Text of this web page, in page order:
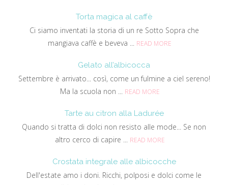
Torta magica al caffè
Ci siamo inventati la storia di un re Sotto Sopra che
mangiava caffè e beveva ... READ MORE
Gelato all’albicocca
Settembre è arrivato... così, come un fulmine a ciel sereno!
Ma la scuola non ... READ MORE
Tarte au citron alla Ladurée
Quando si tratta di dolci non resisto alle mode... Se non
altro cerco di capire ... READ MORE
Crostata integrale alle albicocche
Dell'estate amo i doni. Ricchi, polposi e dolci come le